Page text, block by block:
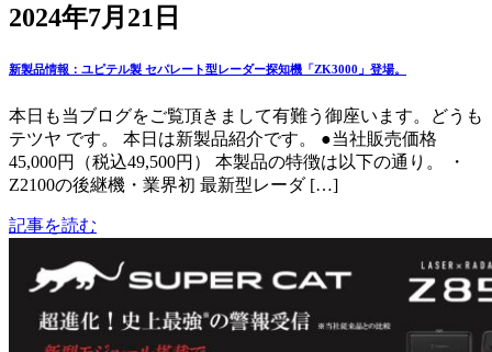
2024年7月21日
新製品情報：ユピテル製 セパレート型レーダー探知機「ZK3000」登場。
本日も当ブログをご覧頂きまして有難う御座います。どうも
テツヤ です。 本日は新製品紹介です。 ●当社販売価格
45,000円（税込49,500円） 本製品の特徴は以下の通り。 ・
Z2100の後継機・業界初 最新型レーダ […]
記事を読む